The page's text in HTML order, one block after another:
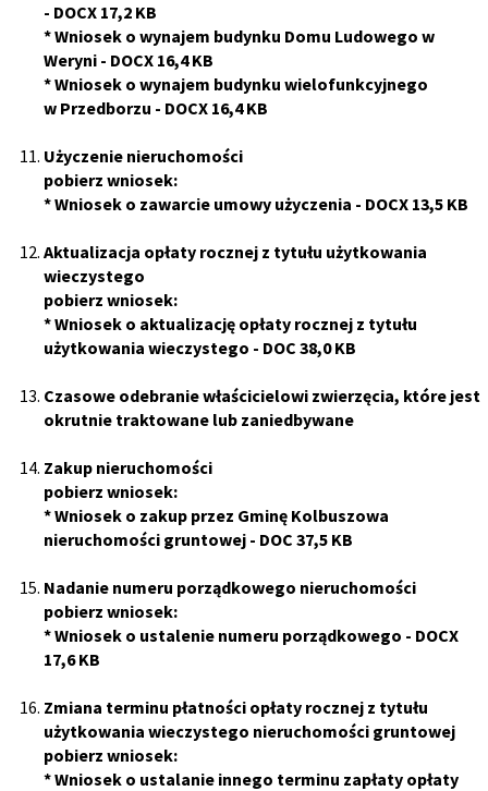
- DOCX 17,2 KB
*Wniosek o wynajem budynku Domu Ludowego w
Weryni - DOCX 16,4 KB
*Wniosek o wynajem budynku wielofunkcyjnego
w Przedborzu - DOCX 16,4 KB
Użyczenie nieruchomości
pobierz wniosek:
*Wniosek o zawarcie umowy użyczenia - DOCX 13,5 KB
Aktualizacja opłaty rocznej z tytułu użytkowania
wieczystego
pobierz wniosek:
*Wniosek o aktualizację opłaty rocznej z tytułu
użytkowania wieczystego - DOC 38,0 KB
Czasowe odebranie właścicielowi zwierzęcia, które jest
okrutnie traktowane lub zaniedbywane
Zakup nieruchomości
pobierz wniosek:
*Wniosek o zakup przez Gminę Kolbuszowa
nieruchomości gruntowej - DOC 37,5 KB
Nadanie numeru porządkowego nieruchomości
pobierz wniosek:
*Wniosek o ustalenie numeru porządkowego - DOCX
17,6 KB
Zmiana terminu płatności opłaty rocznej z tytułu
użytkowania wieczystego nieruchomości gruntowej
pobierz wniosek:
*Wniosek o ustalanie innego terminu zapłaty opłaty